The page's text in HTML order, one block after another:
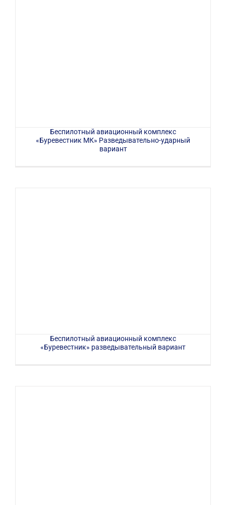
Беспилотный авиационный комплекс
«Буревестник МК» Разведывательно-ударный
вариант
Беспилотный авиационный комплекс
«Буревестник» разведывательный вариант